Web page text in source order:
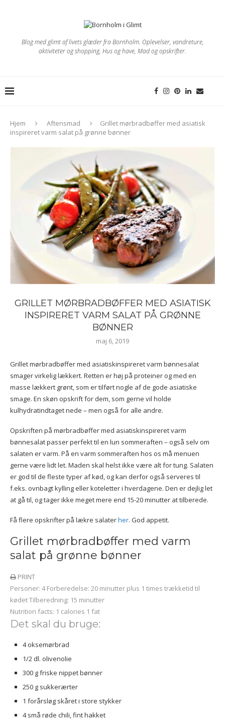
Blog med glimt af livets glæder fra Bornholm. Oplevelser, vandreture,
aktiviteter og shopping, Hus og have, Mad og opskrifter.
Hjem Aftensmad
Grillet mørbradbøffer med asiatisk
inspireret varm salat på grønne bønner
GRILLET MØRBRADBØFFER MED ASIATISK
INSPIRERET VARM SALAT PÅ GRØNNE
BØNNER
maj 6, 2019
Grillet mørbradbøffer med asiatiskinspireret varm bønnesalat
smager virkelig lækkert. Retten er høj på proteiner og med en
masse lækkert grønt, som er tilført nogle af de gode asiatiske
smage. En skøn opskrift for dem, som gerne vil holde
kulhydratindtaget nede – men også for alle andre.
Opskriften på mørbradbøffer med asiatiskinspireret varm
bønnesalat passer perfekt til en lun sommeraften – også selv om
salaten er varm. På en varm sommeraften hos os må menuen
gerne være lidt let. Maden skal helst ikke være alt for tung. Salaten
er god til de fleste typer af kød, og kan derfor også serveres til
f.eks. ovnbagt kylling eller koteletter i hverdagene. Den er dejlig let
at gå til, og tager ikke meget mere end 15-20 minutter at tilberede.
Få flere opskrifter på lækre salaterher. God appetit.
Grillet mørbradbøffer med varm
salat på grønne bønner
PRINT
Personer: 4 Forberedelse: 20 minutter plus 1 times trækketid til
kødetTilberedning: 15 minutter
Nutrition facts: 1 calories 1 fat
Det skal du bruge:
4 oksemørbrad
1/2 dl. olivenolie
300 g friske nippet bønner
250 g sukkerærter
1 forårsløg skåret i store stykker
4 små røde chili, fint hakket